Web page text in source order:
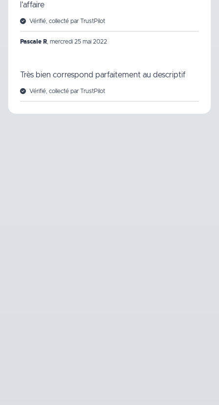
l'affaire
Vérifié, collecté par TrustPilot
Pascale R mercredi 25 mai 2022
Très bien correspond parfaitement au descriptif
Vérifié, collecté par TrustPilot